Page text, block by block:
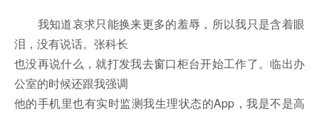
我知道哀求只能换来更多的羞辱，所以我只是含着眼
泪，没有说话。张科长
也没再说什么，就打发我去窗口柜台开始工作了。临出办
公室的时候还跟我强调
他的手机里也有实时监测我生理状态的App，我是不是高